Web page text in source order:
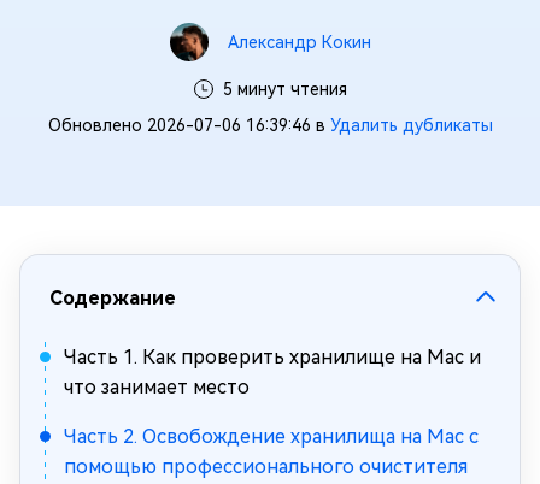
Александр Кокин
5 минут чтения
Обновлено 2026-07-06 16:39:46 в Удалить дубликаты
Содержание
Часть 1. Как проверить хранилище на Mac и
что занимает место
Часть 2. Освобождение хранилища на Mac с
помощью профессионального очистителя